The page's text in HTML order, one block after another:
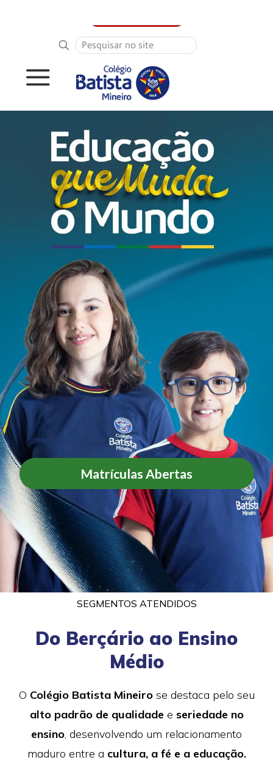
Matrículas Abertas
SEGMENTOS ATENDIDOS
Do Berçário​ ao Ensino
Médio
O Colégio Batista Mineirose destaca pelo seu
alto padrão de qualidade e seriedade no
ensino , desenvolvendo um relacionamento
maduro entre a cultura, a fé e a educação.